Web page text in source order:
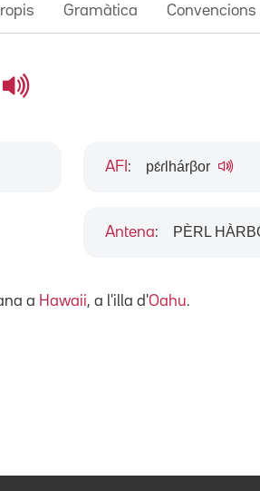
Gramàtica Convencions
AFI : pɛ́ɾlhárβor
Antena: PÈRL
a Hawaii, a l'illa d'Oahu.